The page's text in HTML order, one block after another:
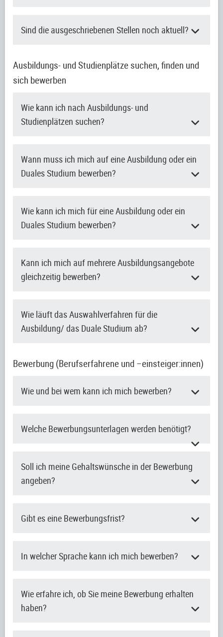
Sind die ausgeschriebenen Stellen noch aktuell?
Ausbildungs- und Studienplätze suchen, finden und
sich bewerben
Wie kann ich nach Ausbildungs- und
Studienplätzen suchen?
Wann muss ich mich auf eine Ausbildung oder ein
Duales Studium bewerben?
Wie kann ich mich für eine Ausbildung oder ein
Duales Studium bewerben?
Kann ich mich auf mehrere Ausbildungsangebote
gleichzeitig bewerben?
Wie läuft das Auswahlverfahren für die
Ausbildung/ das Duale Studium ab?
Bewerbung (Berufserfahrene und –einsteiger:innen)
Wie und bei wem kann ich mich bewerben?
Welche Bewerbungsunterlagen werden benötigt?
Soll ich meine Gehaltswünsche in der Bewerbung
angeben?
Gibt es eine Bewerbungsfrist?
In welcher Sprache kann ich mich bewerben?
Wie erfahre ich, ob Sie meine Bewerbung erhalten
haben?